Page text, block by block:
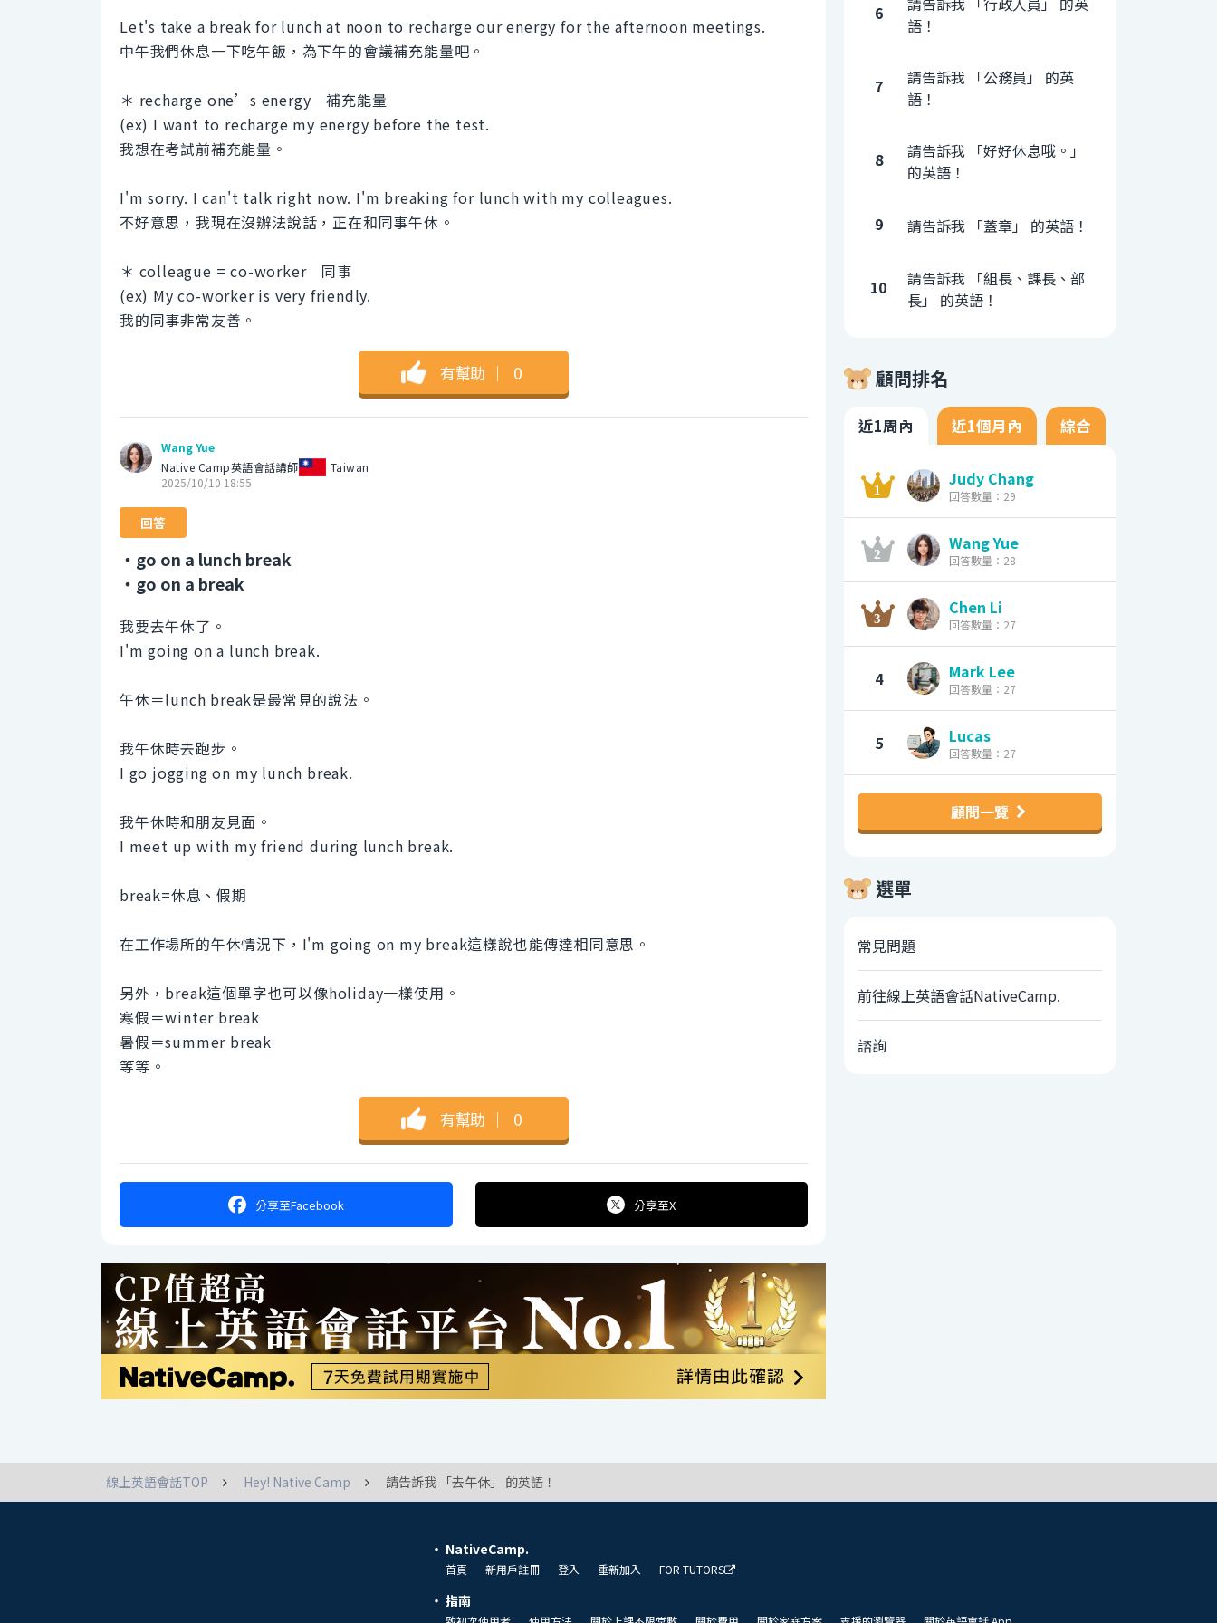
Let's take a break for lunch at noon to recharge our energy for the afternoon meetings.
中午我們休息一下吃午飯，為下午的會議補充能量吧。
＊ recharge one’s energy 補充能量
(ex) I want to recharge my energy before the test.
我想在考試前補充能量。
I'm sorry. I can't talk right now. I'm breaking for lunch with my colleagues.
不好意思，我現在沒辦法說話，正在和同事午休。
＊ colleague = co-worker 同事
(ex) My co-worker is very friendly.
我的同事非常友善。
有幫助 ｜ 0
Wang Yue
Native Camp英語會話講師
Taiwan
2025/10/10 18:55
回答
・go on a lunch break
・go on a break
我要去午休了。
I'm going on a lunch break.
午休＝lunch break是最常見的說法。
我午休時去跑步。
I go jogging on my lunch break.
我午休時和朋友見面。
I meet up with my friend during lunch break.
break=休息、假期
在工作場所的午休情況下，I'm going on my break這樣說也能傳達相同意思。
另外，break這個單字也可以像holiday一樣使用。
寒假＝winter break
暑假＝summer break
等等。
有幫助 ｜ 0
分享至Facebook 分享至X
6
語！
7
請告訴我 「公務員」 的英
語！
8
請告訴我 「好好休息哦。」
的英語！
9 請告訴我 「蓋章」 的英語！
10
請告訴我 「組長、課長、部
長」 的英語！
顧問排名
近1周內 近1個月內 綜合
Judy Chang
回答數量：29
Wang Yue
回答數量：28
Chen Li
回答數量：27
4 Mark Lee
回答數量：27
5 Lucas
回答數量：27
顧問一覽
選單
常見問題
前往線上英語會話NativeCamp.
諮詢
線上英語會話TOP Hey! Native Camp 請告訴我 「去午休」 的英語！
NativeCamp.
首頁 新用戶註冊 登入 重新加入 FOR TUTORS
指南